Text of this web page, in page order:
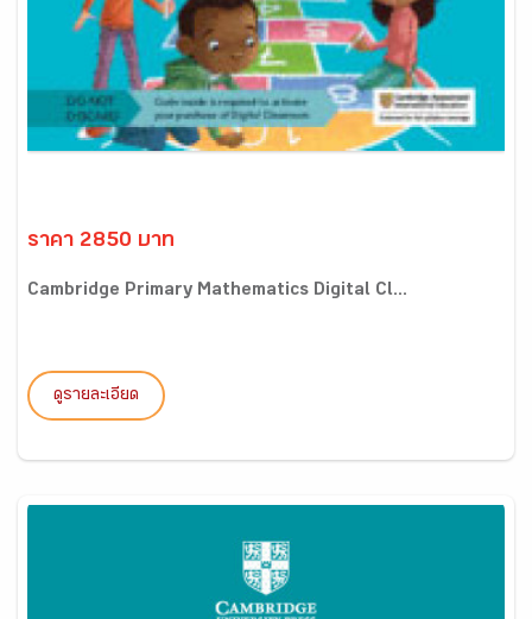
ราคา 2850 บาท
Cambridge Primary Mathematics Digital Cl...
ดูรายละเอียด